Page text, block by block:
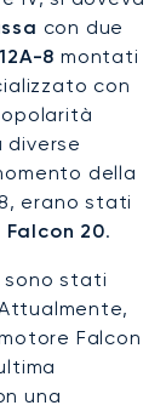
con due
8 montati
con
diverse
della
erano stati
Falcon 20.
sono stati
Falcon
una